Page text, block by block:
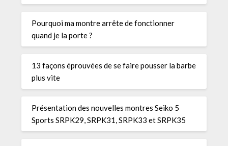
Pourquoi ma montre arrête de fonctionner
quand je la porte ?
13 façons éprouvées de se faire pousser la barbe
plus vite
Présentation des nouvelles montres Seiko 5
Sports SRPK29, SRPK31, SRPK33 et SRPK35